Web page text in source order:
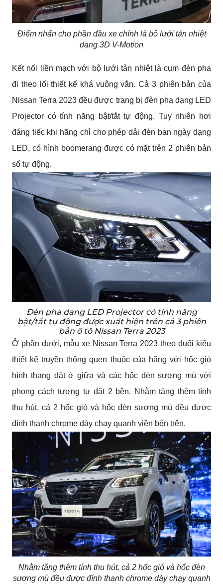
Điểm nhấn cho phần đầu xe chính là bộ lưới tản nhiệt
dạng 3D V-Motion
Kết nối liền mạch với bộ lưới tản nhiệt là cụm đèn pha
đi theo lối thiết kế khá vuông vắn. Cả 3 phiên bản của
Nissan Terra 2023 đều được trang bị đèn pha dạng LED
Projector có tính năng bật/tắt tự động. Tuy nhiên hơi
đáng tiếc khi hãng chỉ cho phép dải đèn ban ngày dạng
LED, có hình boomerang được có mặt trên 2 phiên bản
số tự động.
Đèn pha dạng LED Projector có tính năng
bật/tắt tự động được xuất hiện trên cả 3 phiên
bản ô tô Nissan Terra 2023
Ở phần dưới, mẫu xe Nissan Terra 2023 theo đuổi kiểu
thiết kế truyền thống quen thuộc của hãng với hốc gió
hình thang đặt ở giữa và các hốc đèn sương mù với
phong cách tương tự đặt 2 bên. Nhằm tăng thêm tính
thu hút, cả 2 hốc gió và hốc đèn sương mù đều được
đính thanh chrome dày chạy quanh viền bên trên.
Nhằm tăng thêm tính thu hút, cả 2 hốc gió và hốc đèn
sương mù đều được đính thanh chrome dày chạy quanh